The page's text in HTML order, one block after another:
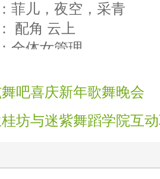
菲儿，夜空，采青
配角 云上
全体女管理
全体男管理
吧喜庆新年歌舞晚会
坊与迷紫舞蹈学院互